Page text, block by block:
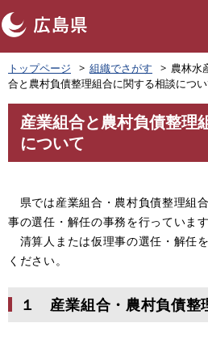
ペ
ー
ジ
の
で
トップページ 組織でさがす 農林水
合と農村負債整理組合に関する相談につ
産業組合と農村負債整理
について
県では産業組合・農村負債整理組
事の選任・解任の事務を行っています
清算人または仮理事の選任・解任
ください。
１ 産業組合・農村負債整